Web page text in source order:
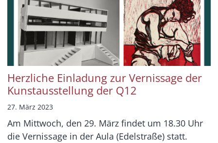
Herzliche Einladung zur Vernissage der
Kunstausstellung der Q12
27. März 2023
Am Mittwoch, den 29. März findet um 18.30 Uhr
die Vernissage in der Aula (Edelstraße) statt.